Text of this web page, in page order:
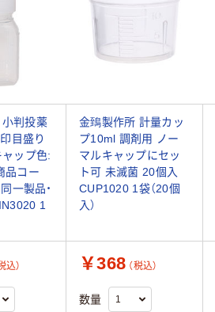
判投薬
目盛り
ャップ色:
品コー
一製品・
1
金鵄製作所 計量カッ
プ10ml 調剤用 ノー
マルキャップにセッ
ト可 未滅菌 20個入
CUP1020 1袋（20個
入）
込） ￥368 （税込）
数量